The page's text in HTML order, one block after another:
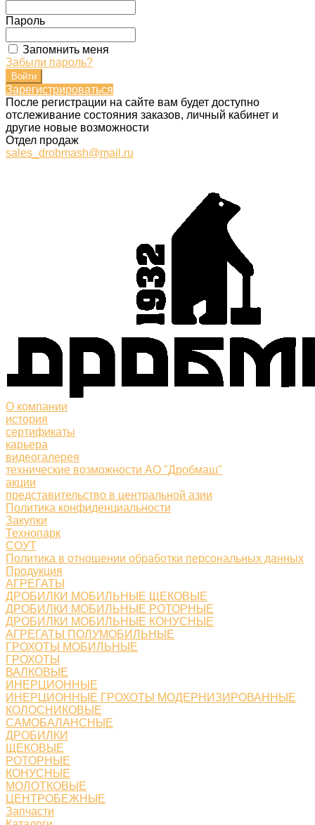
Пароль
Запомнить меня
Забыли пароль?
Зарегистрироваться
После регистрации на сайте вам будет доступно
отслеживание состояния заказов, личный кабинет и
другие новые возможности
Отдел продаж
sales_drobmash@mail.ru
О компании
история
сертификаты
карьера
видеогалерея
технические возможности АО "Дробмаш"
акции
представительство в центральной азии
Политика конфиденциальности
Закупки
Технопарк
СОУТ
Политика в отношении обработки персональных данных
Продукция
АГРЕГАТЫ
ДРОБИЛКИ МОБИЛЬНЫЕ ЩЕКОВЫЕ
ДРОБИЛКИ МОБИЛЬНЫЕ РОТОРНЫЕ
ДРОБИЛКИ МОБИЛЬНЫЕ КОНУСНЫЕ
АГРЕГАТЫ ПОЛУМОБИЛЬНЫЕ
ГРОХОТЫ МОБИЛЬНЫЕ
ГРОХОТЫ
ВАЛКОВЫЕ
ИНЕРЦИОННЫЕ
ИНЕРЦИОННЫЕ ГРОХОТЫ МОДЕРНИЗИРОВАННЫЕ
КОЛОСНИКОВЫЕ
САМОБАЛАНСНЫЕ
ДРОБИЛКИ
ЩЕКОВЫЕ
РОТОРНЫЕ
КОНУСНЫЕ
МОЛОТКОВЫЕ
ЦЕНТРОБЕЖНЫЕ
Запчасти